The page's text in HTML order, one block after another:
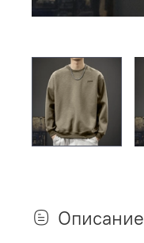
Описание